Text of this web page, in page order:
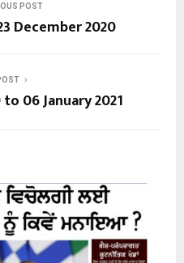
POST
December 2020
06 January 2021